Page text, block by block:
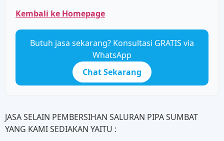
Kembali ke Homepage
Butuh jasa sekarang? Konsultasi GRATIS via
WhatsApp
Chat Sekarang
JASA SELAIN PEMBERSIHAN SALURAN PIPA SUMBAT
YANG KAMI SEDIAKAN YAITU :